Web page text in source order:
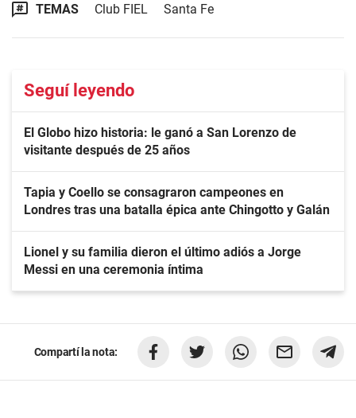
TEMAS Club FIEL Santa Fe
Seguí leyendo
El Globo hizo historia: le ganó a San Lorenzo de
visitante después de 25 años
Tapia y Coello se consagraron campeones en
Londres tras una batalla épica ante Chingotto y Galán
Lionel y su familia dieron el último adiós a Jorge
Messi en una ceremonia íntima
Compartí la nota: